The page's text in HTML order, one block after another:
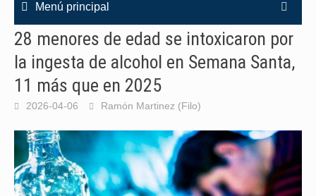
Menú principal
28 menores de edad se intoxicaron por
la ingesta de alcohol en Semana Santa,
11 más que en 2025
2026-04-06 Ramón Martinez (Filo)